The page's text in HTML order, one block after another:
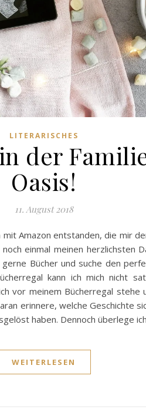
LITERARISCHES
der
Oasis!
11. August 2018
Amazon entstanden, die mir
einmal meinen herzlichsten
Bücher und suche den
kann ich mich nicht
vor meinem Bücherregal stehe
erinnere, welche Geschichte
haben. Dennoch überlege
WEITERLESEN